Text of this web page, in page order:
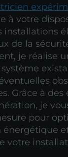
à votre
installations
de la
je réalise
Grâce à
je
pour
votre